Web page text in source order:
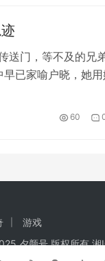
送门，等不及的兄
已家喻户晓，她用
像和榜样。而她的
琳l…
60
游戏
夕颜号 版权所有湘